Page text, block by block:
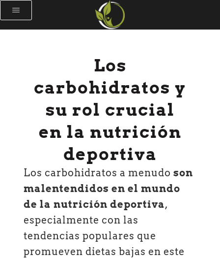
Los
carbohidratos y
su rol crucial
en la nutrición
deportiva
Los carbohidratos a menudoson
malentendidos en el mundo
de la nutrición deportiva,
especialmente con las
tendencias populares que
promueven dietas bajas en este